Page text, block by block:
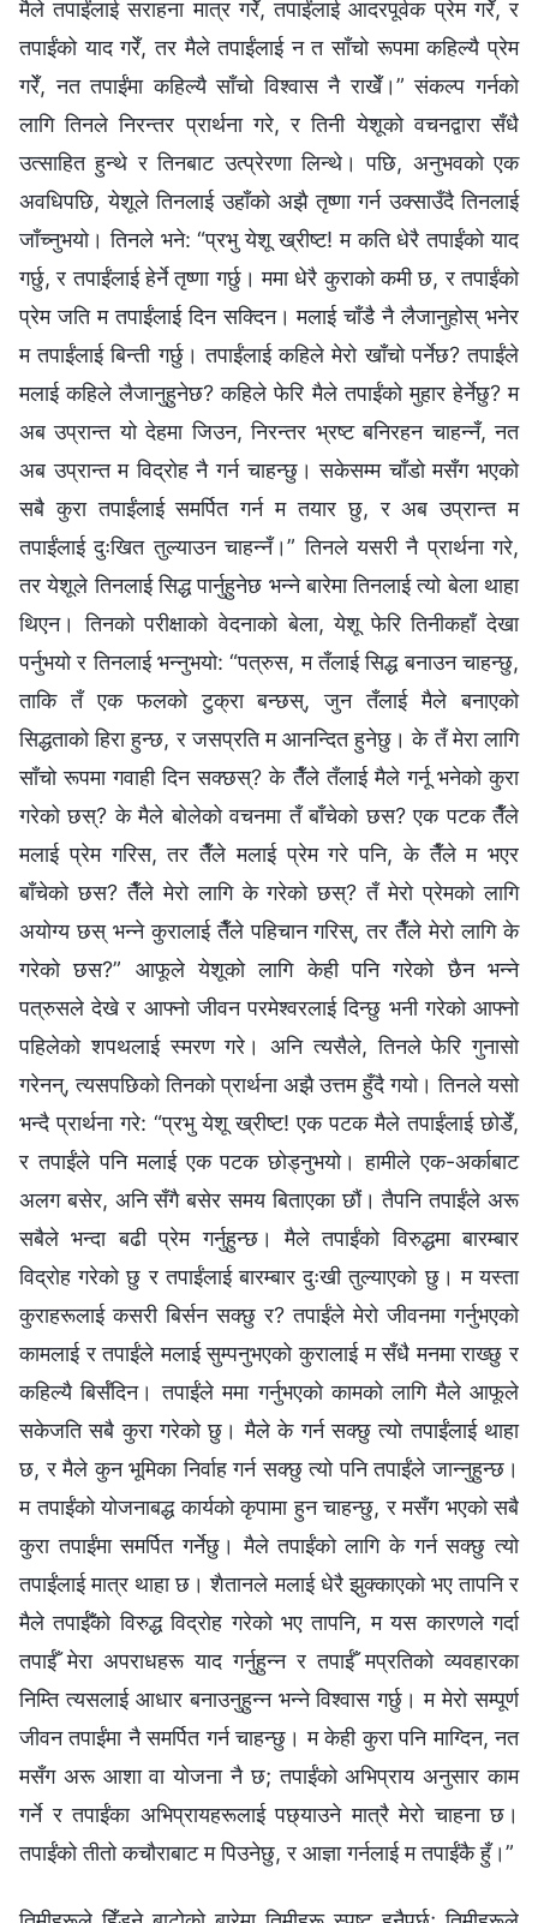
मैले तपाईंलाई सराहना मात्र गरेँ, तपाईंलाई आदरपूर्वक प्रेम गरेँ, र
तपाईंको याद गरेँ, तर मैले तपाईंलाई न त साँचो रूपमा कहिल्यै प्रेम
गरेँ, नत तपाईंमा कहिल्यै साँचो विश्‍वास नै राखेँ।” संकल्प गर्नको
लागि तिनले निरन्तर प्रार्थना गरे, र तिनी येशूको वचनद्वारा सँधै
उत्साहित हुन्थे र तिनबाट उत्प्रेरणा लिन्थे। पछि, अनुभवको एक
अवधिपछि, येशूले तिनलाई उहाँको अझै तृष्णा गर्न उक्साउँदै तिनलाई
जाँच्नुभयो। तिनले भने: “प्रभु येशू ख्रीष्ट! म कति धेरै तपाईंको याद
गर्छु, र तपाईंलाई हेर्ने तृष्णा गर्छु। ममा धेरै कुराको कमी छ, र तपाईंको
प्रेम जति म तपाईंलाई दिन सक्दिन। मलाई चाँडै नै लैजानुहोस् भनेर
म तपाईंलाई बिन्ती गर्छु। तपाईंलाई कहिले मेरो खाँचो पर्नेछ? तपाईंले
मलाई कहिले लैजानुहुनेछ? कहिले फेरि मैले तपाईंको मुहार हेर्नेछु? म
अब उप्रान्त यो देहमा जिउन, निरन्तर भ्रष्ट बनिरहन चाहन्‍नँ, नत
अब उप्रान्त म विद्रोह नै गर्न चाहन्छु। सकेसम्‍म चाँडो मसँग भएको
सबै कुरा तपाईंलाई समर्पित गर्न म तयार छु, र अब उप्रान्त म
तपाईंलाई दुःखित तुल्याउन चाहन्‍नँ।” तिनले यसरी नै प्रार्थना गरे,
तर येशूले तिनलाई सिद्ध पार्नुहुनेछ भन्‍ने बारेमा तिनलाई त्यो बेला थाहा
थिएन। तिनको परीक्षाको वेदनाको बेला, येशू फेरि तिनीकहाँ देखा
पर्नुभयो र तिनलाई भन्‍नुभयो: “पत्रुस, म तँलाई सिद्ध बनाउन चाहन्छु,
ताकि तँ एक फलको टुक्रा बन्छस्, जुन तँलाई मैले बनाएको
सिद्धताको हिरा हुन्छ, र जसप्रति म आनन्दित हुनेछु। के तँ मेरा लागि
साँचो रूपमा गवाही दिन सक्छस्? के तैँले तँलाई मैले गर्नू भनेको कुरा
गरेको छस्? के मैले बोलेको वचनमा तँ बाँचेको छस? एक पटक तैँले
मलाई प्रेम गरिस, तर तैँले मलाई प्रेम गरे पनि, के तैँले म भएर
बाँचेको छस? तैँले मेरो लागि के गरेको छस्? तँ मेरो प्रेमको लागि
अयोग्य छस् भन्‍ने कुरालाई तैँले पहिचान गरिस्, तर तैँले मेरो लागि के
गरेको छस?” आफूले येशूको लागि केही पनि गरेको छैन भन्‍ने
पत्रुसले देखे र आफ्‍नो जीवन परमेश्‍वरलाई दिन्छु भनी गरेको आफ्‍नो
पहिलेको शपथलाई स्मरण गरे। अनि त्यसैले, तिनले फेरि गुनासो
गरेनन्, त्यसपछिको तिनको प्रार्थना अझै उत्तम हुँदै गयो। तिनले यसो
भन्दै प्रार्थना गरे: “प्रभु येशू ख्रीष्ट! एक पटक मैले तपाईंलाई छोडेँ,
र तपाईंले पनि मलाई एक पटक छोड्नुभयो। हामीले एक-अर्काबाट
अलग बसेर, अनि सँगै बसेर समय बिताएका छौं। तैपनि तपाईंले अरू
सबैले भन्दा बढी प्रेम गर्नुहुन्छ। मैले तपाईंको विरुद्धमा बारम्‍बार
विद्रोह गरेको छु र तपाईंलाई बारम्‍बार दुःखी तुल्याएको छु। म यस्ता
कुराहरूलाई कसरी बिर्सन सक्छु र? तपाईंले मेरो जीवनमा गर्नुभएको
कामलाई र तपाईंले मलाई सुम्पनुभएको कुरालाई म सँधै मनमा राख्छु र
कहिल्यै बिर्सँदिन। तपाईंले ममा गर्नुभएको कामको लागि मैले आफूले
सकेजति सबै कुरा गरेको छु। मैले के गर्न सक्छु त्यो तपाईंलाई थाहा
छ, र मैले कुन भूमिका निर्वाह गर्न सक्छु त्यो पनि तपाईंले जान्‍नुहुन्छ।
म तपाईंको योजनाबद्ध कार्यको कृपामा हुन चाहन्छु, र मसँग भएको सबै
कुरा तपाईंमा समर्पित गर्नेछु। मैले तपाईंको लागि के गर्न सक्छु त्यो
तपाईंलाई मात्र थाहा छ। शैतानले मलाई धेरै झुक्‍काएको भए तापनि र
मैले तपाईँको विरुद्ध विद्रोह गरेको भए तापनि, म यस कारणले गर्दा
तपाईँ मेरा अपराधहरू याद गर्नुहुन्‍न र तपाईँ मप्रतिको व्यवहारका
निम्ति त्यसलाई आधार बनाउनुहुन्‍न भन्‍ने विश्‍वास गर्छु। म मेरो सम्पूर्ण
जीवन तपाईंमा नै समर्पित गर्न चाहन्छु। म केही कुरा पनि माग्दिन, नत
मसँग अरू आशा वा योजना नै छ; तपाईंको अभिप्राय अनुसार काम
गर्ने र तपाईंका अभिप्रायहरूलाई पछ्याउने मात्रै मेरो चाहना छ।
तपाईंको तीतो कचौराबाट म पिउनेछु, र आज्ञा गर्नलाई म तपाईंकै हुँ।”